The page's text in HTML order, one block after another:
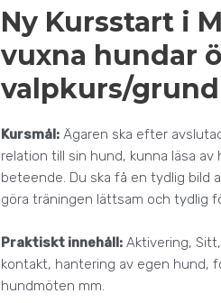
Ny Kursstart i
vuxna hundar
valpkurs/
Kursmål: Ägaren ska efter
relation till sin hund, kunna läsa
beteende. Du ska få en tydlig bild
göra träningen lättsam och tydlig
Praktiskt innehåll: Aktivering,
kontakt, hantering av egen hund,
hundmöten mm.